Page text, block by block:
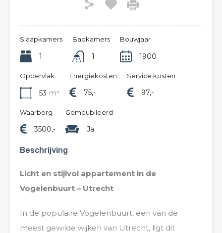
Slaapkamers
1
Badkamers
1
Bouwjaar
1900
Oppervlak
53 m²
Energiekosten
75,-
Service kosten
97,-
Waarborg
3500,-
Gemeubileerd
Ja
Beschrijving
Licht en stijlvol appartement in de
Vogelenbuurt – Utrecht
In de populaire Vogelenbuurt, een van de
meest gewilde wijken van Utrecht, ligt dit